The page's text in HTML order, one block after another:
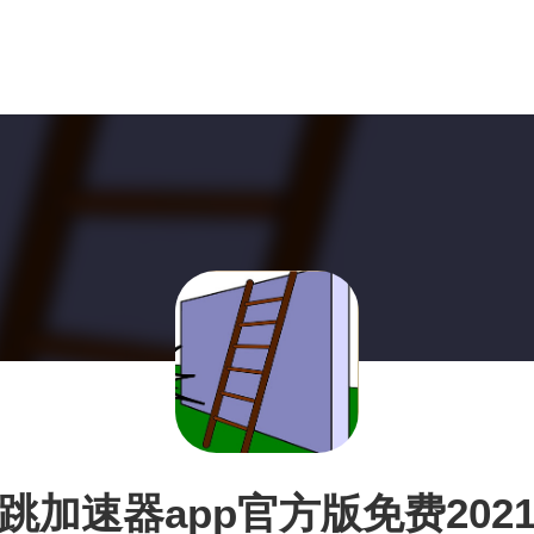
加速器app官方版免费